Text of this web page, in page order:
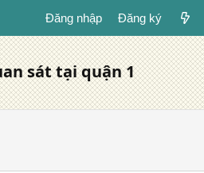
Đăng nhập Đăng ký
sát tại quận 1